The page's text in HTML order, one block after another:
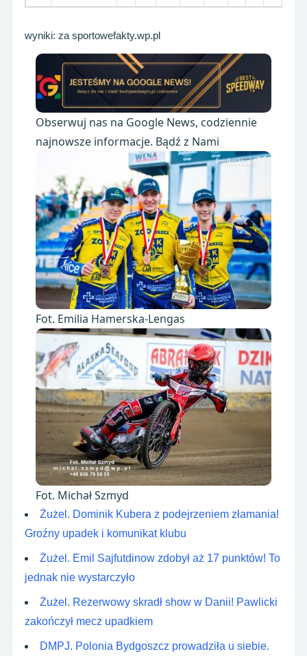
wyniki: za sportowefakty.wp.pl
Obserwuj nas na Google News, codziennie
najnowsze informacje. Bądź z Nami
Fot. Emilia Hamerska-Lengas
Fot. Michał Szmyd
Żużel. Dominik Kubera z podejrzeniem złamania!
Groźny upadek i komunikat klubu
Żużel. Emil Sajfutdinow zdobył aż 17 punktów! To
jednak nie wystarczyło
Żużel. Rezerwowy skradł show w Danii! Pawlicki
zakończył mecz upadkiem
DMPJ. Polonia Bydgoszcz prowadziła u siebie.